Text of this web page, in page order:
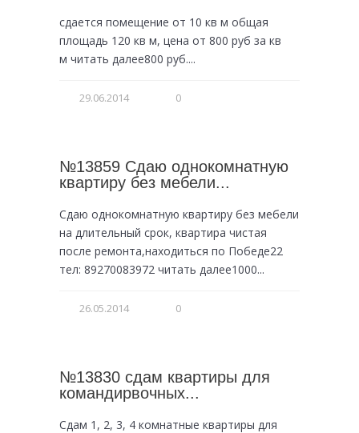
сдается помещение от 10 кв м общая
площадь 120 кв м, цена от 800 руб за кв
м читать далее800 руб....
29.06.2014 0
№13859 Сдаю однокомнатную
квартиру без мебели...
Сдаю однокомнатную квартиру без мебели
на длительный срок, квартира чистая
после ремонта,находиться по Победе22
тел: 89270083972 читать далее1000...
26.05.2014 0
№13830 сдам квартиры для
командирвочных...
Сдам 1, 2, 3, 4 комнатные квартиры для